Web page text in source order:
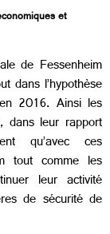
et
de Fessenheim
dans l’hypothèse
2016. Ainsi les
dans leur rapport
qu’avec ces
tout comme les
leur activité
de sécurité de